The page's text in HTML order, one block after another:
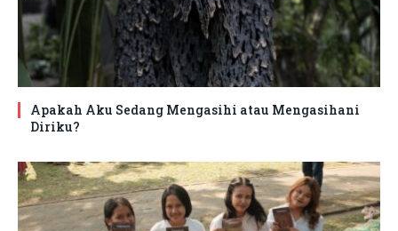
Apakah Aku Sedang Mengasihi atau Mengasihani
Diriku?